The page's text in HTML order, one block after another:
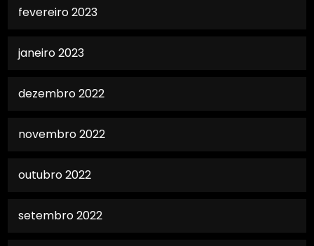
fevereiro 2023
janeiro 2023
dezembro 2022
novembro 2022
outubro 2022
setembro 2022